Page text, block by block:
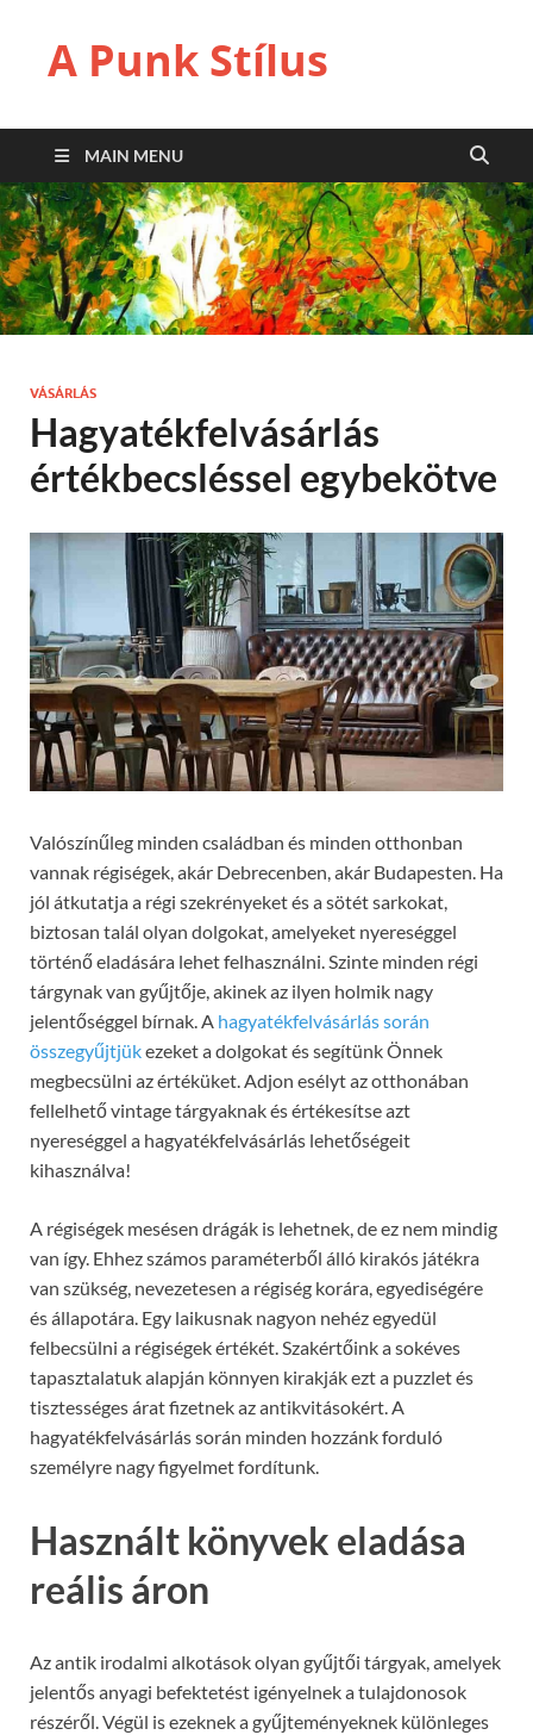
A Punk Stílus
MAIN MENU
VÁSÁRLÁS
Hagyatékfelvásárlás
értékbecsléssel egybekötve
Valószínűleg minden családban és minden otthonban
vannak régiségek, akár Debrecenben, akár Budapesten. Ha
jól átkutatja a régi szekrényeket és a sötét sarkokat,
biztosan talál olyan dolgokat, amelyeket nyereséggel
történő eladására lehet felhasználni. Szinte minden régi
tárgynak van gyűjtője, akinek az ilyen holmik nagy
jelentőséggel bírnak. A hagyatékfelvásárlás során
összegyűjtjükezeket a dolgokat és segítünk Önnek
megbecsülni az értéküket. Adjon esélyt az otthonában
fellelhető vintage tárgyaknak és értékesítse azt
nyereséggel a hagyatékfelvásárlás lehetőségeit
kihasználva!
A régiségek mesésen drágák is lehetnek, de ez nem mindig
van így. Ehhez számos paraméterből álló kirakós játékra
van szükség, nevezetesen a régiség korára, egyediségére
és állapotára. Egy laikusnak nagyon nehéz egyedül
felbecsülni a régiségek értékét. Szakértőink a sokéves
tapasztalatuk alapján könnyen kirakják ezt a puzzlet és
tisztességes árat fizetnek az antikvitásokért. A
hagyatékfelvásárlás során minden hozzánk forduló
személyre nagy figyelmet fordítunk.
Használt könyvek eladása
reális áron
Az antik irodalmi alkotások olyan gyűjtői tárgyak, amelyek
jelentős anyagi befektetést igényelnek a tulajdonosok
részéről. Végül is ezeknek a gyűjteményeknek különleges